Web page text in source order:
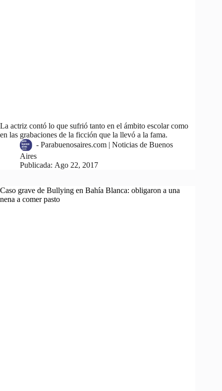
La actriz contó lo que sufrió tanto en el ámbito escolar como
en las grabaciones de la ficción que la llevó a la fama.
- Parabuenosaires.com | Noticias de Buenos
Aires
Publicada: Ago 22, 2017
Caso grave de Bullying en Bahía Blanca: obligaron a una
nena a comer pasto